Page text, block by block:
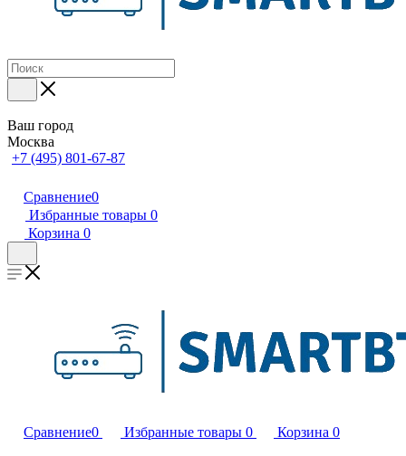
Ваш город
Москва
+7 (495) 801-67-87
Сравнение0
Избранные товары 0
Корзина 0
Сравнение0 Избранные товары 0 Корзина 0